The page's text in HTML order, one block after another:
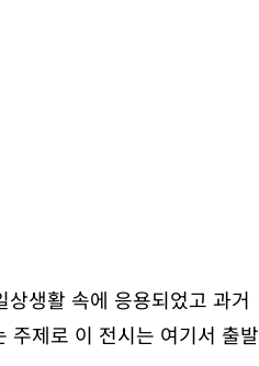
생활 속에 응용되었고 과거
주제로 이 전시는 여기서 출발